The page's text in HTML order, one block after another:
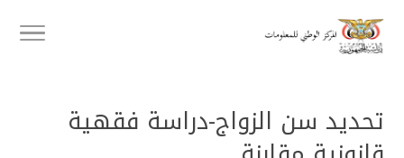
تحديد سن الزواج-دراسة فقھية